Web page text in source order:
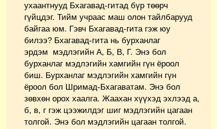
ухаантнууд Бхагавад-гитад бүр төөрч
гүйцдэг. Тийм учраас маш олон тайлбарууд
байгаа юм. Гэвч Бхагавад-гита гэж юу
билээ? Бхагавад-гита нь бурханлаг
эрдэм мэдлэгийн А, Б, В, Г. Энэ бол
бурханлаг мэдлэгийн хамгийн гүн ёроол
биш. Бурханлаг мэдлэгийн хамгийн гүн
ёроол бол Шримад-Бхагаватам. Энэ бол
зөвхөн орох хаалга. Жаахан хүүхэд эхлээд а,
б, в, г гэж цээжилдэг шиг мэдлэгийн цагаан
толгой. Энэ бол мэдлэгийн цагаан толгой.